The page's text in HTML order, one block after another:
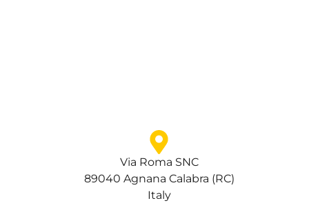
Via Roma SNC
89040 Agnana Calabra (RC)
Italy